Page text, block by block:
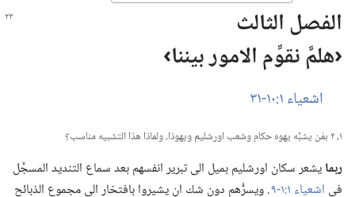
الفصل الثالث
‏‹هلمَّ نقوِّم الامور بيننا›‏
اشعياء ١:‏​١٠-‏٣١
١،‏ ٢ بمَن يشبِّه يهوه حكام وشعب اورشليم ويهوذا،‏ ولماذا هذا التشبيه مناسب؟‏
ربمايشعر سكان اورشليم بميل الى تبرير انفسهم بعد سماع التنديد المسجَّل
في اشعياء ١:‏​١-‏٩
.‏ ويسرُّهم دون شك ان يشيروا بافتخار الى مجموع الذبائح